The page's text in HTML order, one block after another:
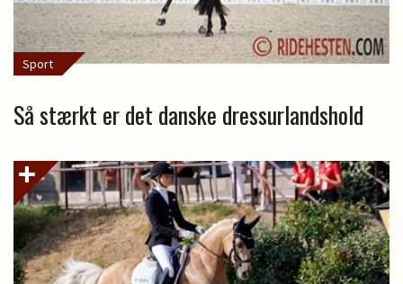
Sport
Så stærkt er det danske dressurlandshold